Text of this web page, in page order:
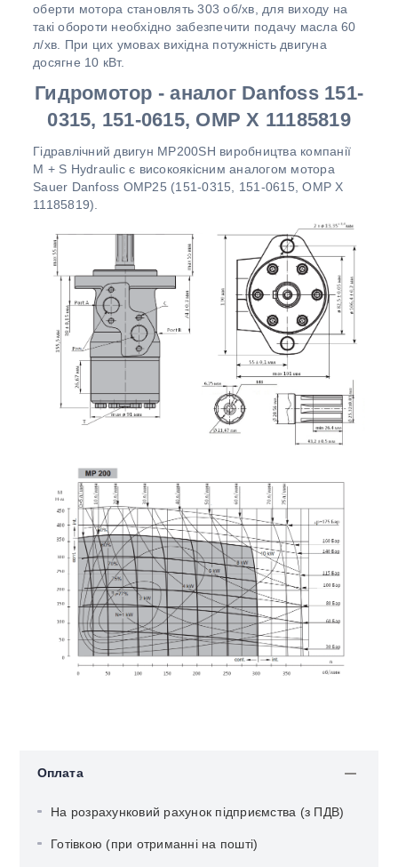
оберти мотора становлять 303 об/хв, для виходу на
такі обороти необхідно забезпечити подачу масла 60
л/хв. При цих умовах вихідна потужність двигуна
досягне 10 кВт.
Гидромотор - аналог Danfoss 151-
0315, 151-0615, OMP X 11185819
Гідравлічний двигун MР200SH виробництва компанії
M + S Hydraulic є високоякісним аналогом мотора
Sauer Danfoss ОМP25 (151-0315, 151-0615, OMP X
11185819).
Оплата
На розрахунковий рахунок підприємства (з ПДВ)
Готівкою (при отриманні на пошті)